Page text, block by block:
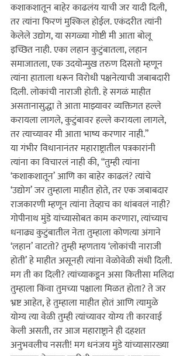
कशाकशातून बाहेर काढलंय याची जर यादी दिली,
तर त्यांना फिरणं मुश्किल होईल. एकंदरीत त्यांनी
केलेले उद्योग, या सगळ्या गोष्टी मी आता बोलू
इच्छित नाही. एका लहान कुटुंबातला, लहान
समाजातला, एक उदयोन्मुख तरुण दिसतो म्हणून
त्यांना हाताला धरून विरोधी पक्षनेत्याची जबाबदारी
दिली. लोकांची नाराजी होती. हे सगळं माहीत
असतानासुद्धा ते आता माझ्यावर व्यक्तिगत हल्ले
करायला लागले, कुटुंबावर हल्ले करायला लागले,
तर त्याच्यावर मी आता भाष्य करणार नाही.”
या गंभीर विधानानंतर महाराष्ट्रातील पत्रकारांनी
त्यांना का विचारलं नाही की, “तुम्ही त्यांना
‘कशाकशातून’ आणि का बाहेर काढलं? त्यांचे
‘उद्योग’ जर तुम्हाला माहीत होते, तर एक जबाबदार
राजकारणी म्हणून त्यांना तेव्हाच का थांबवलं नाही?
गोपीनाथ मुंडे यांच्यासोबत काम करणारा, त्यांच्याच
धनाढ्य कुटुंबातील नेता तुम्हाला कोणत्या अंगाने
‘लहान’ वाटतो? तुम्ही म्हणताय ‘लोकांची नाराजी
होती’ हे माहीत असूनही त्यांना वेळोवेळी संधी दिली.
मग ती का दिली? त्यांच्याकडून असा कितीसा मलिदा
तुम्हाला किंवा तुमच्या पक्षाला मिळत होता? ते जर
भ्रष्ट आहेत, हे तुम्हाला माहीत होतं आणि त्यामुळे
योग्य त्या वेळी तुम्ही त्यांच्यावर योग्य ती कारवाई
केली असती, तर आज महाराष्ट्राने ही दहशत
अनुभवलीच नसती! मग धनंजय मुंडे यांच्यासारख्या